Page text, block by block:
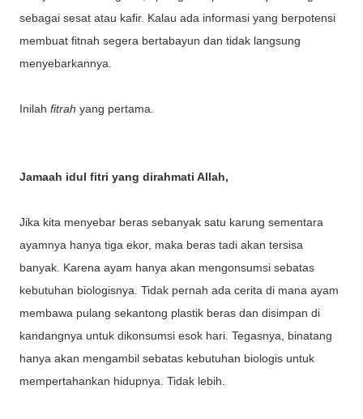
sebagai sesat atau kafir. Kalau ada informasi yang berpotensi
membuat fitnah segera bertabayun dan tidak langsung
menyebarkannya.
Inilah fitrah yang pertama.
Jamaah idul fitri yang dirahmati Allah,
Jika kita menyebar beras sebanyak satu karung sementara
ayamnya hanya tiga ekor, maka beras tadi akan tersisa
banyak. Karena ayam hanya akan mengonsumsi sebatas
kebutuhan biologisnya. Tidak pernah ada cerita di mana ayam
membawa pulang sekantong plastik beras dan disimpan di
kandangnya untuk dikonsumsi esok hari. Tegasnya, binatang
hanya akan mengambil sebatas kebutuhan biologis untuk
mempertahankan hidupnya. Tidak lebih.